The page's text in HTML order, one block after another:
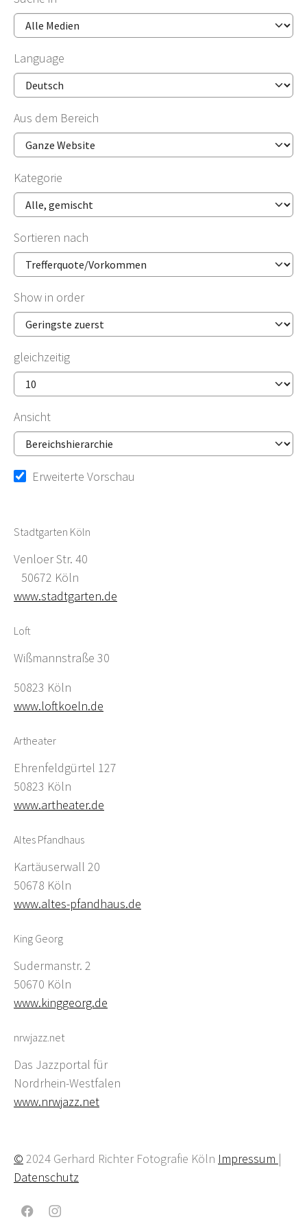
Language
Aus dem Bereich
Kategorie
Sortieren nach
Show in order
gleichzeitig
Ansicht
Erweiterte Vorschau
Stadtgarten Köln
Venloer Str. 40
50672 Köln
www.stadtgarten.de
Loft
Wißmannstraße 30
50823 Köln
www.loftkoeln.de
Artheater
Ehrenfeldgürtel 127
50823 Köln
www.artheater.de
Altes Pfandhaus
Kartäuserwall 20
50678 Köln
www.altes-pfandhaus.de
King Georg
Sudermanstr. 2
50670 Köln
www.kinggeorg.de
nrwjazz.net
Das Jazzportal für
Nordrhein-Westfalen
www.nrwjazz.net
© 2024 Gerhard Richter Fotografie Köln Impressum |
Datenschutz
FacebookInstagram